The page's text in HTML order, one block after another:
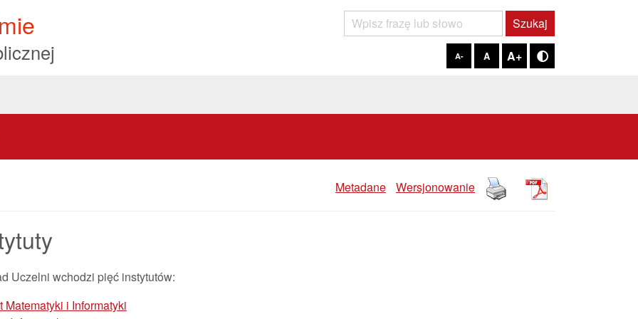
Szukaj Szukaj
A- A A+
Tryb kontrastowy
Metadane Wersjonowanie
Uczelni wchodzi pięć instytutów:
Matematyki i Informatyki